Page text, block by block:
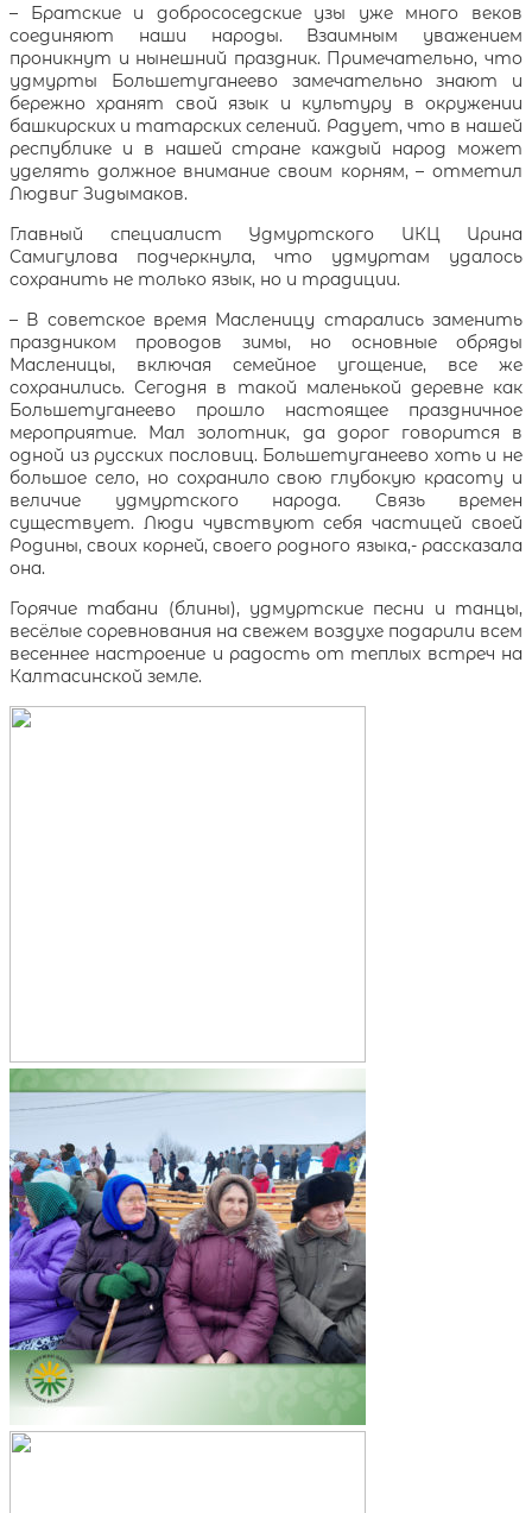
– Братские и добрососедские узы уже много веков
соединяют наши народы. Взаимным уважением
проникнут и нынешний праздник. Примечательно, что
удмурты Большетуганеево замечательно знают и
бережно хранят свой язык и культуру в окружении
башкирских и татарских селений. Радует, что в нашей
республике и в нашей стране каждый народ может
уделять должное внимание своим корням, – отметил
Людвиг Зидымаков.
Главный специалист Удмуртского ИКЦ Ирина
Самигулова подчеркнула, что удмуртам удалось
сохранить не только язык, но и традиции.
– В советское время Масленицу старались заменить
праздником проводов зимы, но основные обряды
Масленицы, включая семейное угощение, все же
сохранились. Сегодня в такой маленькой деревне как
Большетуганеево прошло настоящее праздничное
мероприятие. Мал золотник, да дорог говорится в
одной из русских пословиц. Большетуганеево хоть и не
большое село, но сохранило свою глубокую красоту и
величие удмуртского народа. Связь времен
существует. Люди чувствуют себя частицей своей
Родины, своих корней, своего родного языка,- рассказала
она.
Горячие табани (блины), удмуртские песни и танцы,
весёлые соревнования на свежем воздухе подарили всем
весеннее настроение и радость от теплых встреч на
Калтасинской земле.